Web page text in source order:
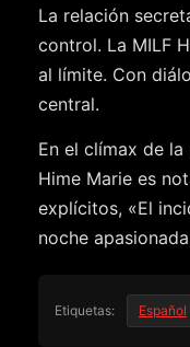
La relación
control. La MILF
al límite. Con
central.
En el clímax de
Hime Marie es
explícitos, «El
noche
Etiquetas: Español